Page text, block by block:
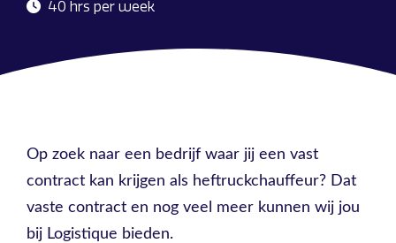
40 hrs per week
Op zoek naar een bedrijf waar jij een vast
contract kan krijgen als heftruckchauffeur? Dat
vaste contract en nog veel meer kunnen wij jou
bij Logistique bieden.